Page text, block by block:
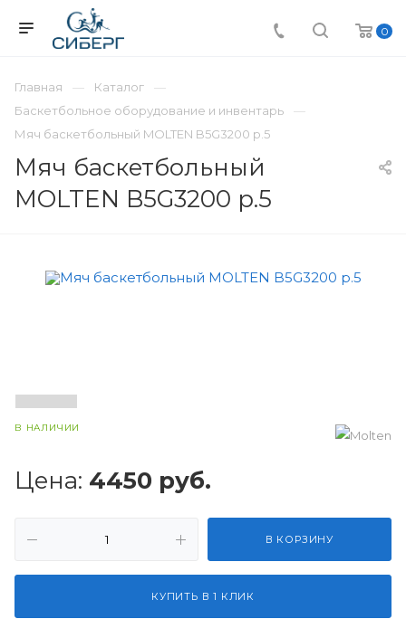
0
Главная
Каталог
Баскетбольное оборудование и инвентарь
Мяч баскетбольный MOLTEN B5G3200 р.5
Мяч баскетбольный
MOLTEN B5G3200 р.5
В НАЛИЧИИ
Цена: 4450 руб.
В КОРЗИНУ
КУПИТЬ В 1 КЛИК